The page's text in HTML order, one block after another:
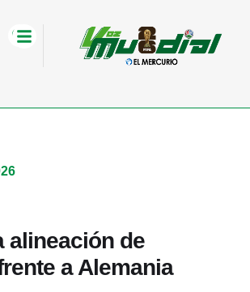
alineación de
a Alemania